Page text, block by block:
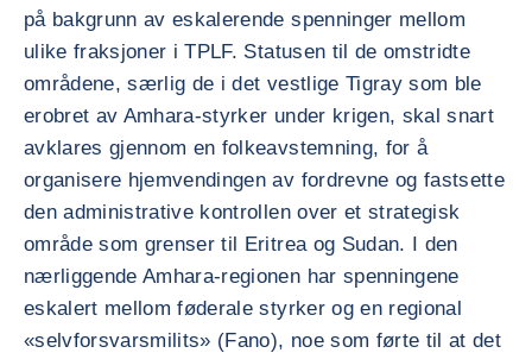
på bakgrunn av eskalerende spenninger mellom
ulike fraksjoner i TPLF. Statusen til de omstridte
områdene, særlig de i det vestlige Tigray som ble
erobret av Amhara-styrker under krigen, skal snart
avklares gjennom en folkeavstemning, for å
organisere hjemvendingen av fordrevne og fastsette
den administrative kontrollen over et strategisk
område som grenser til Eritrea og Sudan. I den
nærliggende Amhara-regionen har spenningene
eskalert mellom føderale styrker og en regional
«selvforsvarsmilits» (Fano), noe som førte til at det